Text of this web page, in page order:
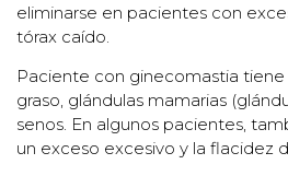
eliminarse en pacientes con
tórax caído.
Paciente con ginecomastia
graso, glándulas mamarias
senos. En algunos pacientes,
un exceso excesivo y la flacidez